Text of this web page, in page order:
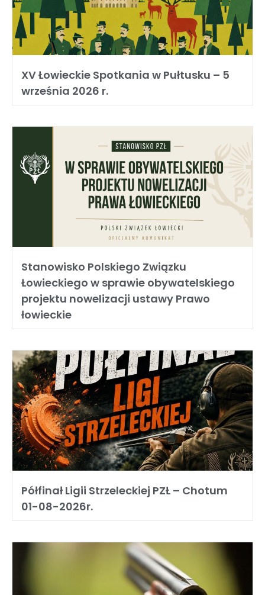
XV Łowieckie Spotkania w Pułtusku – 5
września 2026 r.
Stanowisko Polskiego Związku
Łowieckiego w sprawie obywatelskiego
projektu nowelizacji ustawy Prawo
łowieckie
Półfinał Ligii Strzeleckiej PZŁ – Chotum
01-08-2026r.